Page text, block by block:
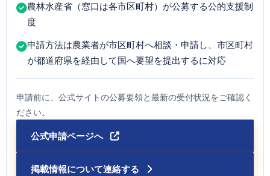
農林水産省（窓口は各市区町村）が公募する公的支援制
度
申請方法は農業者が市区町村へ相談・申請し、市区町村
が都道府県を経由して国へ要望を提出するに対応
申請前に、公式サイトの公募要領と最新の受付状況をご確認く
ださい。
公式申請ページへ
掲載情報について連絡する